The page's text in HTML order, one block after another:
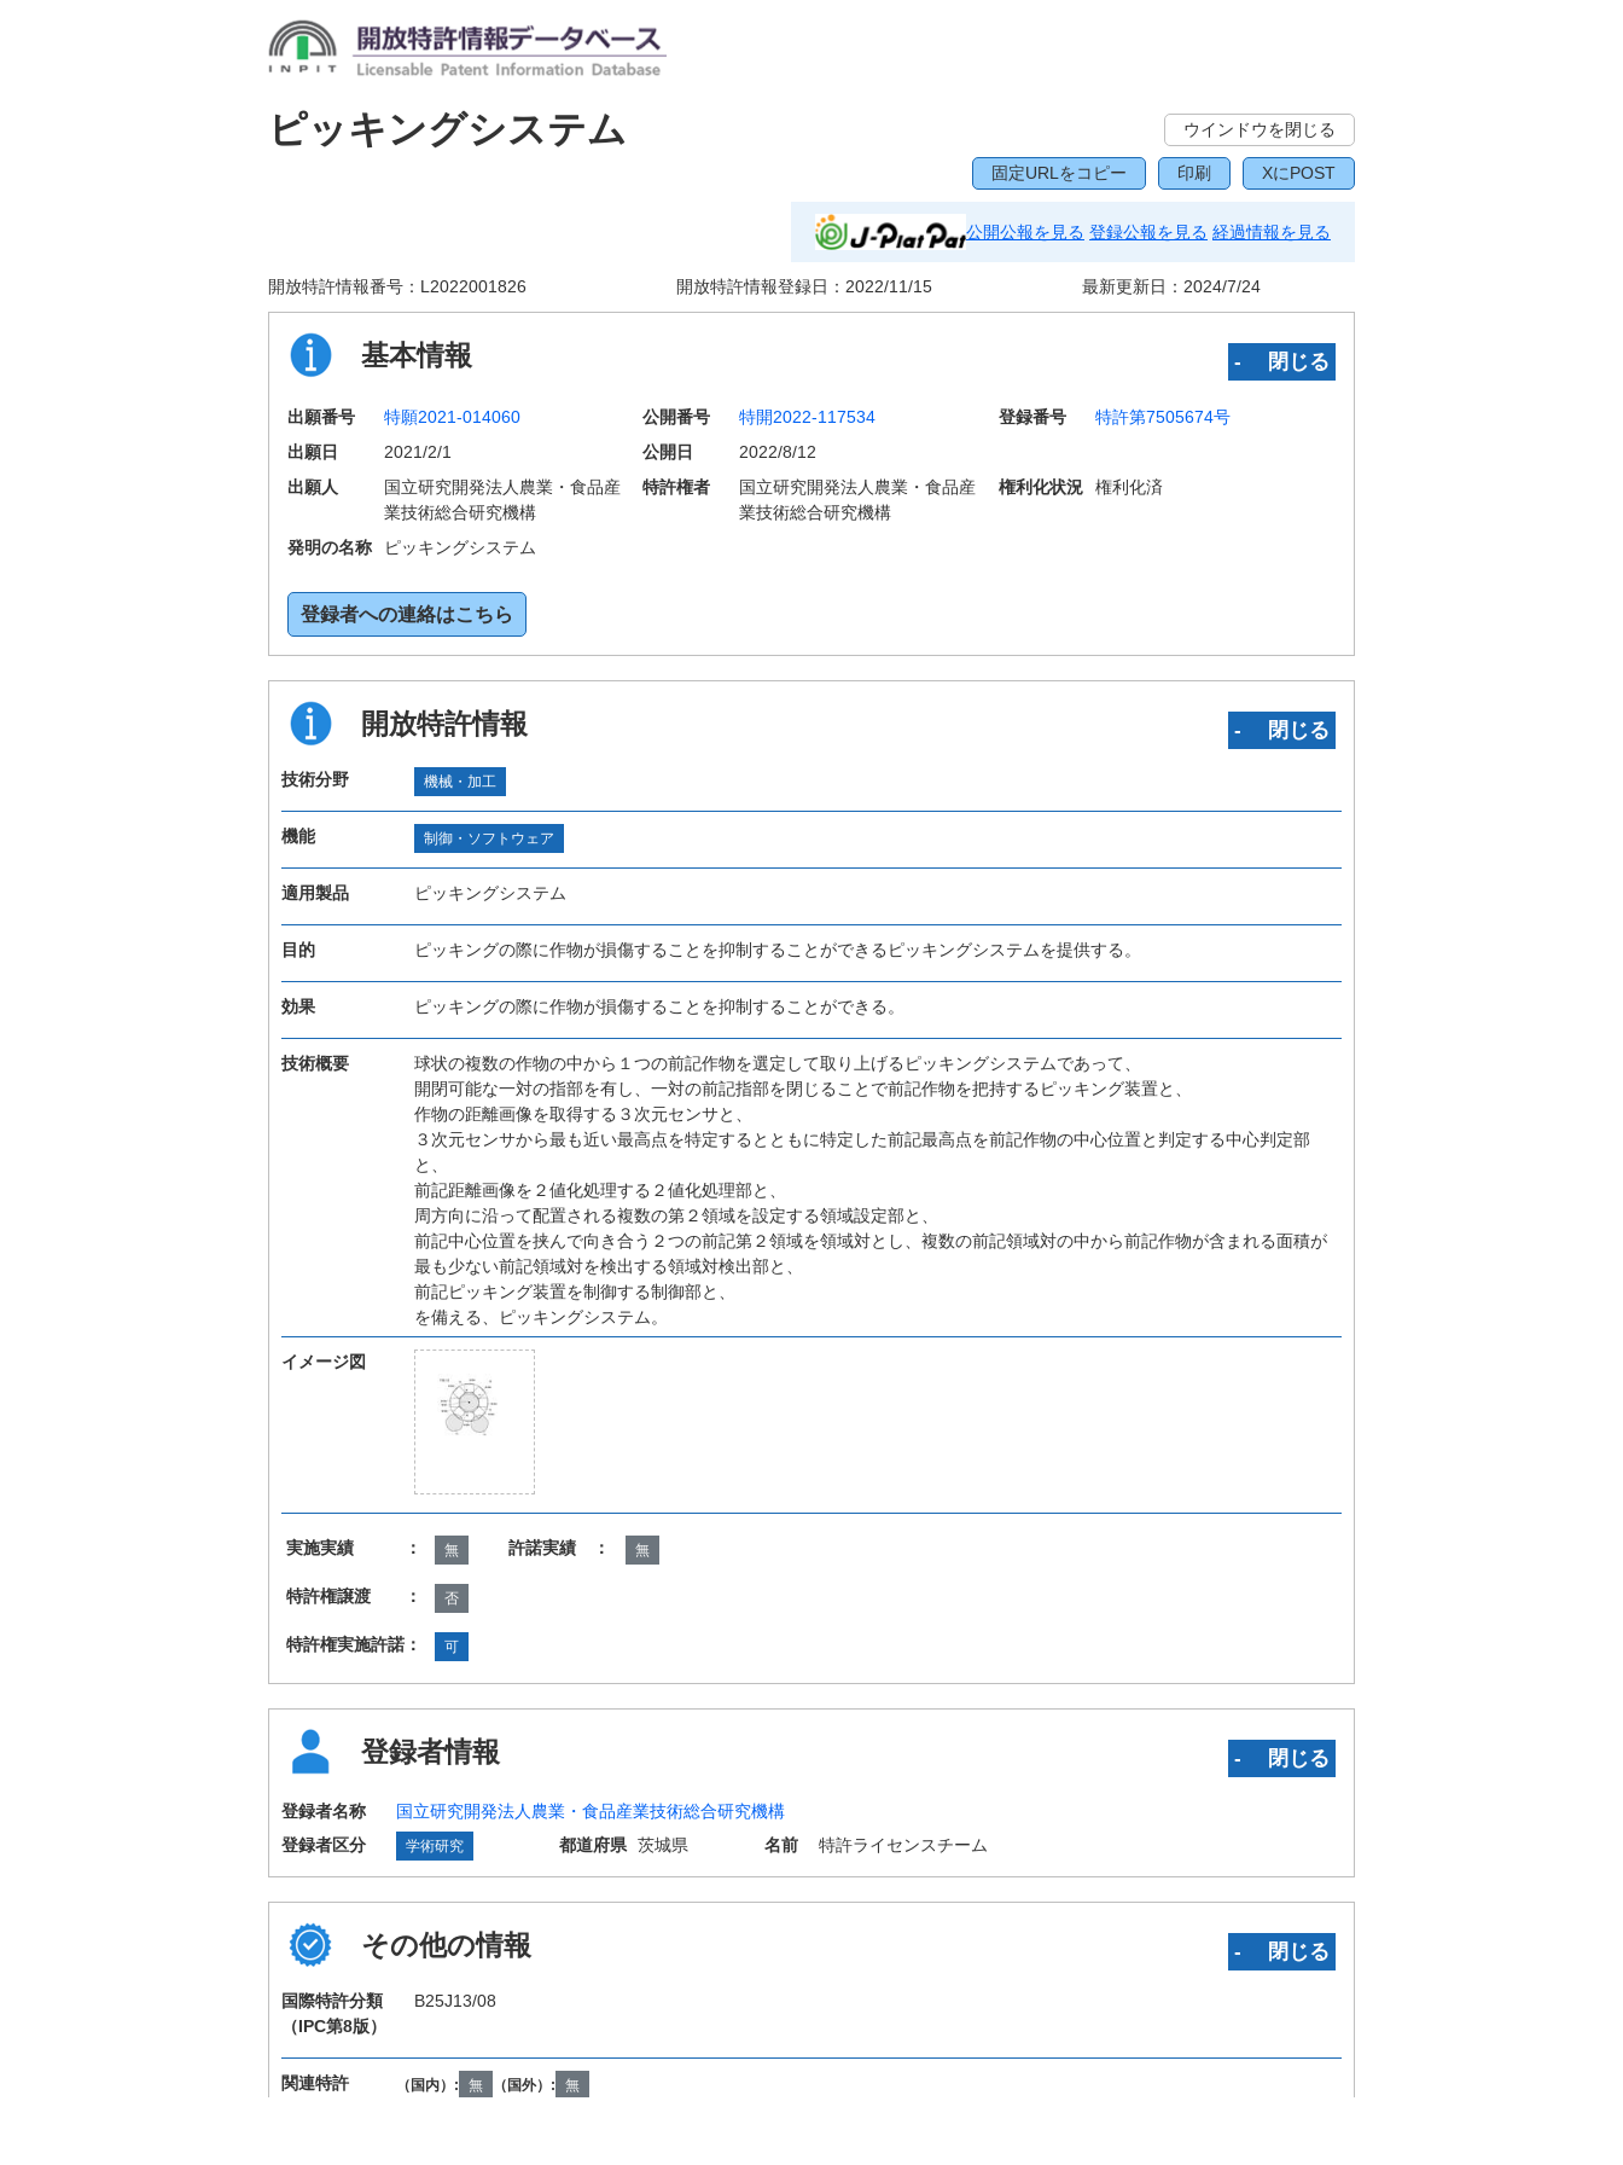
ピッキングシステム ウインドウを閉じる
固定URLをコピー 印刷 XにPOST
公開公報を見る 登録公報を見る 経過情報を見る
開放特許情報番号： L2022001826 開放特許情報登録日： 2022/11/15 最新更新日： 2024/7/24
基本情報 ‐ 閉じる
出願番号 特願2021-014060 公開番号 特開2022-117534 登録番号
特許第7505674号
出願日
2021/2/1 公開日
2022/8/12
出願人
国立研究開発法人農業・食品産
業技術総合研究機構
特許権者
国立研究開発法人農業・食品産
業技術総合研究機構
権利化状況 権利化済
発明の名称 ピッキングシステム
登録者への連絡はこちら
開放特許情報 ‐ 閉じる
技術分野 機械・加工
機能 制御・ソフトウェア
適用製品 ピッキングシステム
目的 ピッキングの際に作物が損傷することを抑制することができるピッキングシステムを提供する。
効果 ピッキングの際に作物が損傷することを抑制することができる。
技術概要
球状の複数の作物の中から１つの前記作物を選定して取り上げるピッキングシステムであって、
開閉可能な一対の指部を有し、一対の前記指部を閉じることで前記作物を把持するピッキング装置と、
作物の距離画像を取得する３次元センサと、
３次元センサから最も近い最高点を特定するとともに特定した前記最高点を前記作物の中心位置と判定する中心判定部
と、
前記距離画像を２値化処理する２値化処理部と、
周方向に沿って配置される複数の第２領域を設定する領域設定部と、
前記中心位置を挟んで向き合う２つの前記第２領域を領域対とし、複数の前記領域対の中から前記作物が含まれる面積が
最も少ない前記領域対を検出する領域対検出部と、
前記ピッキング装置を制御する制御部と、
を備える、ピッキングシステム。
イメージ図
実施実績 ： 無 許諾実績 ： 無
特許権譲渡 ： 否
特許権実施許諾： 可
登録者情報 ‐ 閉じる
登録者名称
国立研究開発法人農業・食品産業技術総合研究機構
登録者区分
学術研究 都道府県 茨城県 名前 特許ライセンスチーム
その他の情報 ‐ 閉じる
国際特許分類
（IPC第8版）
B25J13/08
関連特許 （国内）: 無 （国外）: 無